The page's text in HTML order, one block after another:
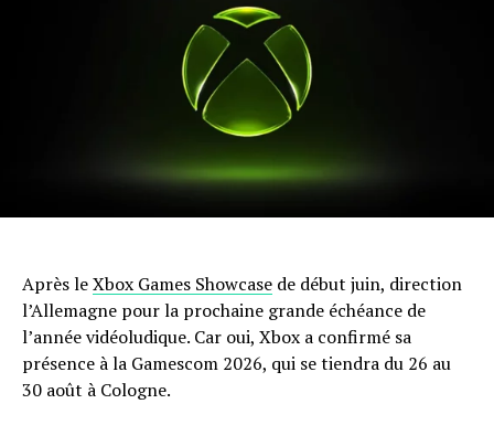
Après leXbox Games Showcase de début juin, direction
l’Allemagne pour la prochaine grande échéance de
l’année vidéoludique. Car oui, Xbox a confirmé sa
présence à la Gamescom 2026, qui se tiendra du 26 au
30 août à Cologne.